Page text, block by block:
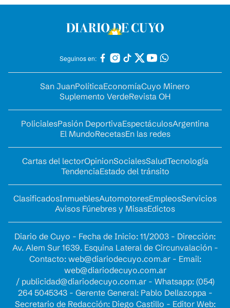
Seguinos en:
San JuanPolíticaEconomíaCuyo Minero
Suplemento VerdeRevista OH
PolicialesPasión DeportivaEspectáculosArgentina
El MundoRecetasEn las redes
Cartas del lectorOpinionSocialesSaludTecnología
TendenciaEstado del tránsito
ClasificadosInmueblesAutomotoresEmpleosServicios
Avisos Fúnebres y MisasEdictos
Diario de Cuyo - Fecha de Inicio: 11/2003 - Dirección:
Av. Alem Sur 1639. Esquina Lateral de Circunvalación -
Contacto: web@diariodecuyo.com.ar- Email:
web@diariodecuyo.com.ar
/ publicidad@diariodecuyo.com.ar- Whatsapp: (054)
264 5045343 - Gerente General: Pablo Dellazoppa -
Secretario de Redacción: Diego Castillo - Editor Web: